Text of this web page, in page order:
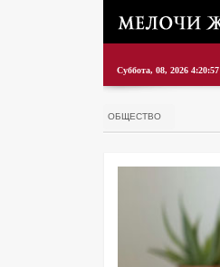
Суббота, 08, 2026
ОБЩЕСТВО